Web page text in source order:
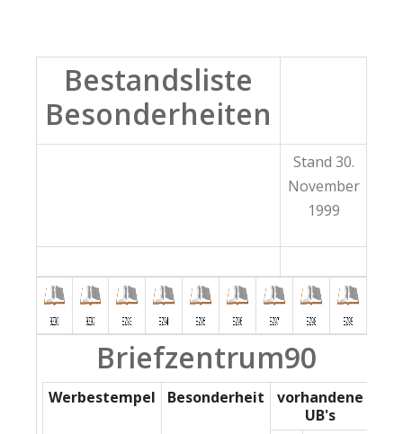
Bestandsliste
Besonderheiten
Stand 30.
November
1999
Briefzentrum90
Werbestempel Besonderheit
vorhandene
UB's